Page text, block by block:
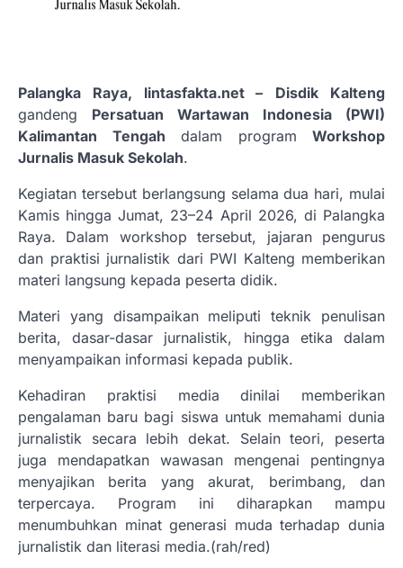
Palangka Raya, lintasfakta.net –
Disdik Kalteng
gandeng Persatuan Wartawan Indonesia (PWI)
Kalimantan Tengah dalam program Workshop
Jurnalis Masuk Sekolah.
Kegiatan tersebut berlangsung selama dua hari, mulai
Kamis hingga Jumat, 23–24 April 2026, di Palangka
Raya. Dalam workshop tersebut, jajaran pengurus
dan praktisi jurnalistik dari PWI Kalteng memberikan
materi langsung kepada peserta didik.
Materi yang disampaikan meliputi teknik penulisan
berita, dasar-dasar jurnalistik, hingga etika dalam
menyampaikan informasi kepada publik.
Kehadiran praktisi media dinilai memberikan
pengalaman baru bagi siswa untuk memahami dunia
jurnalistik secara lebih dekat. Selain teori, peserta
juga mendapatkan wawasan mengenai pentingnya
menyajikan berita yang akurat, berimbang, dan
terpercaya. Program ini diharapkan mampu
menumbuhkan minat generasi muda terhadap dunia
jurnalistik dan literasi media.(rah/red)